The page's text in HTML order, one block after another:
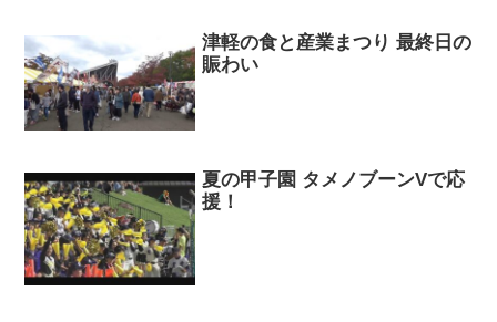
津軽の食と産業まつり 最終日の
賑わい
夏の甲子園 タメノブーンVで応
援！